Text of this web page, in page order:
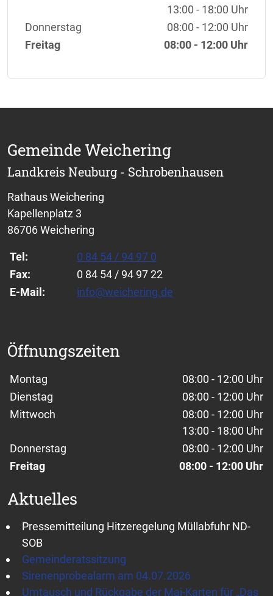
13:00 - 18:00 Uhr
Donnerstag
08:00 - 12:00 Uhr
Freitag
08:00 - 12:00 Uhr
Gemeinde Weichering
Landkreis Neuburg - Schrobenhausen
Rathaus Weichering
Kapellenplatz 3
86706 Weichering
Tel:
0 84 54 / 94 97 0
Fax:
0 84 54 / 94 97 22
E-Mail:
info@weichering.de
Öffnungszeiten
Wochentage / Monate
Öffnungszeiten / Hinweise
Montag
08:00 - 12:00 Uhr
Dienstag
08:00 - 12:00 Uhr
Mittwoch
08:00 - 12:00 Uhr
13:00 - 18:00 Uhr
Donnerstag
08:00 - 12:00 Uhr
Freitag
08:00 - 12:00 Uhr
Aktuelles
Pressemitteilung Hitzeregelung Müllabfuhr ND-
SOB
Gemeinderatssitzung
Sirenenprobealarm am 04.07.2026
Umtausch und Rückgabe der Mai-Karten für „Das